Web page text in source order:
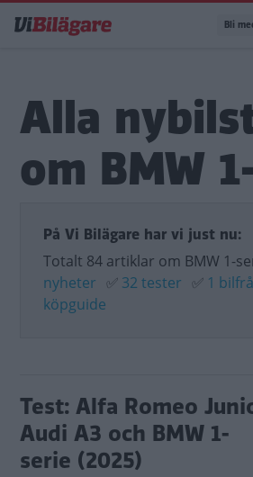
till
Bli
Alla
om BMW
På Vi Bilägare har vi just nu:
Totalt 84 artiklar om BMW 1-
nyheter ✅ 32 tester ✅ 1
köpguide
Test: Alfa Romeo
Audi A3 och BMW 1-
serie (2025)